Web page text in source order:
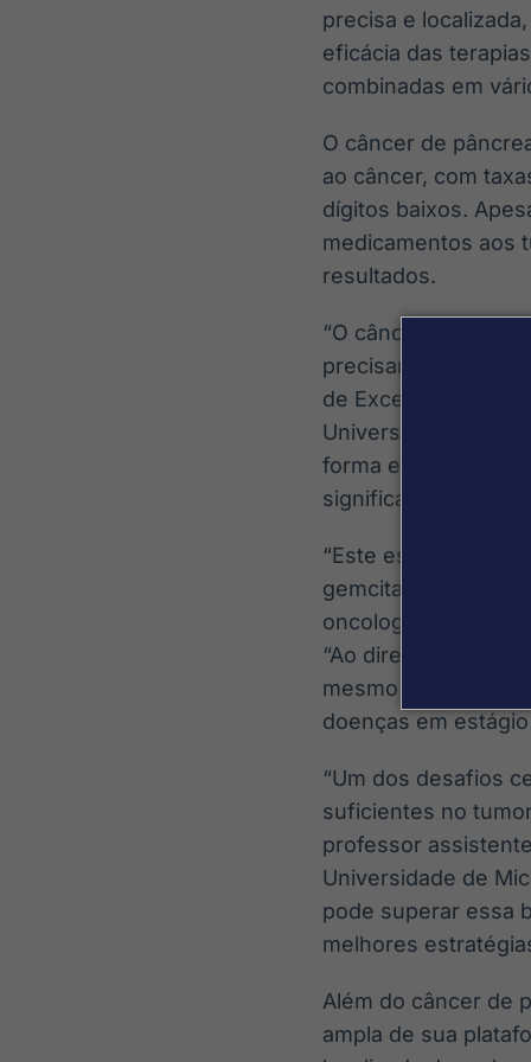
precisa e
eficácia das
combinadas em
O câncer de
ao câncer, com
dígitos baixos.
medicamentos aos
resultados.
“O câncer de
precisam
de Excelência em
Universidade da
forma eficaz e
significativamente
“Este estudo é um
gemcitabina em
oncologista do
“Ao direcionar a
mesmo tempo,
doenças em estágio
“Um dos desafios
suficientes no
professor
Universidade de
pode superar essa
melhores
Além do câncer de
ampla de sua